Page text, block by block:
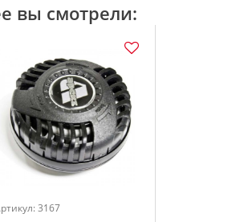
вы смотрели:
3167